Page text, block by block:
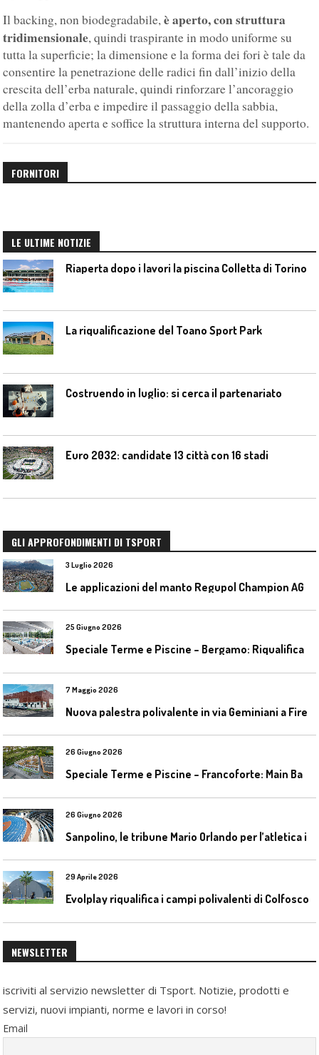
Il backing, non biodegradabile,è aperto, con struttura
tridimensionale, quindi traspirante in modo uniforme su
tutta la superficie; la dimensione e la forma dei fori è tale da
consentire la penetrazione delle radici fin dall’inizio della
crescita dell’erba naturale, quindi rinforzare l’ancoraggio
della zolla d’erba e impedire il passaggio della sabbia,
mantenendo aperta e soffice la struttura interna del supporto.
FORNITORI
LE ULTIME NOTIZIE
Riaperta dopo i lavori la piscina Colletta di Torino
La riqualificazione del Toano Sport Park
Costruendo in luglio: si cerca il partenariato
Euro 2032: candidate 13 città con 16 stadi
GLI APPROFONDIMENTI DI TSPORT
3 Luglio 2026
25 Giugno 2026
7 Maggio 2026
26 Giugno 2026
26 Giugno 2026
29 Aprile 2026
Evolplay riqualifica i campi polivalenti di Colfosco
NEWSLETTER
iscriviti al servizio newsletter di Tsport. Notizie, prodotti e
servizi, nuovi impianti, norme e lavori in corso!
Email